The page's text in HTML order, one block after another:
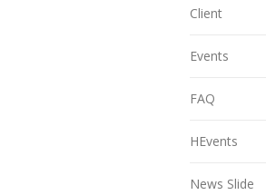
Client
Events
FAQ
HEvents
News Slide